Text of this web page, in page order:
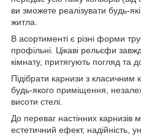
ви зможете реалізувати будь-
житла.
В асортименті є різні форми
профільні. Цікаві рельєфи
кімнату, притягують погляд та
Підібрати карнизи з
будь-якого приміщення,
висоти стелі.
До переваг настінних карнизів
естетичний ефект, надійність,